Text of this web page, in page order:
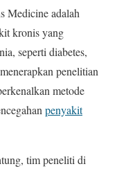
Medicine adalah
kronis yang
seperti diabetes,
penelitian
metode
penyakit
tim peneliti di